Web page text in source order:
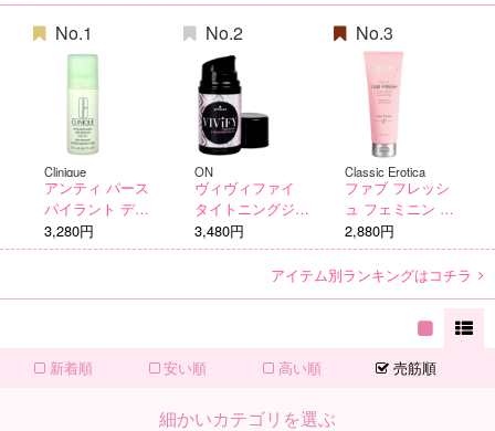
No.1
Clinique
アンティ パース
パイラント デオ
ドラント ロール
オン 75ml
3,280円
No.2
ON
ヴィヴィファイ
タイトニングジェ
ル
3,480円
No.3
Classic Erotica
ファブ フレッシ
ュ フェミニン ウ
ォッシュ
2,880円
アイテム別ランキングはコチラ
新着順 安い順 高い順 売筋順
細かいカテゴリを選ぶ